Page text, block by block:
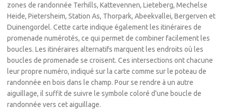
zones de randonnée Terhills, Kattevennen, Lieteberg, Mechelse
Heide, Pietersheim, Station As, Thorpark, Abeekvallei, Bergerven et
Duinengordel. Cette carte indique également les itinéraires de
promenade numérotés, ce qui permet de combiner facilement les
boucles. Les itinéraires alternatifs marquent les endroits où les
boucles de promenade se croisent. Ces intersections ont chacune
leur propre numéro, indiqué sur la carte comme sur le poteau de
randonnée en bois dans le champ. Pour se rendre à un autre
aiguillage, il suffit de suivre le symbole coloré d'une boucle de
randonnée vers cet aiguillage.